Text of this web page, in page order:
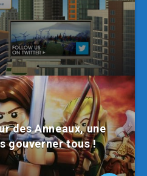
des Anneaux, une
gouverner tous !